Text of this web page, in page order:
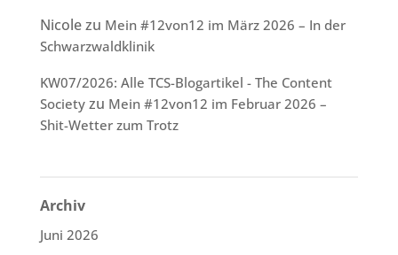
Nicolezu Mein #12von12 im März 2026 – In der
Schwarzwaldklinik
KW07/2026: Alle TCS-Blogartikel - The Content
Societyzu Mein #12von12 im Februar 2026 –
Shit-Wetter zum Trotz
Archiv
Juni 2026